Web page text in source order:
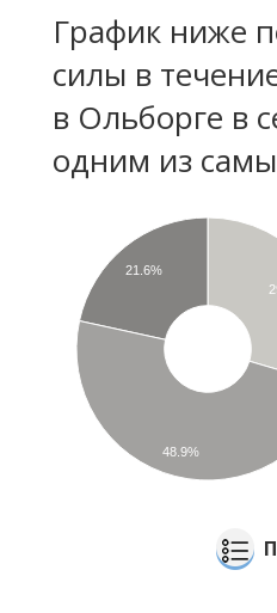
График ниже
силы в
в Ольборге в
одним из
21.6%
48.9%